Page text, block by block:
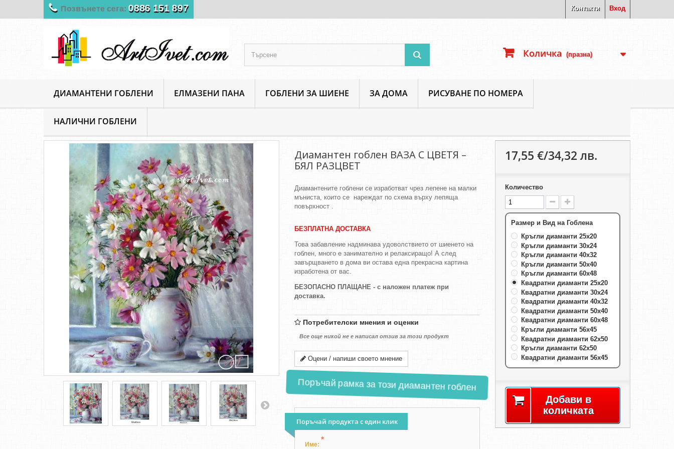
Вход
Контакти
Позвънете сега: 0886 151 897
ДИАМАНТЕНИ ГОБЛЕНИ ЕЛМАЗЕНИ ПАНА ГОБЛЕНИ ЗА ШИЕНЕ ЗА ДОМА РИСУВАНЕ ПО НОМЕРА
НАЛИЧНИ ГОБЛЕНИ
Количка (празна)
ArtIvet Диамантени Гоблени
Диамантен гоблен ВАЗА С ЦВЕТЯ –
БЯЛ РАЗЦВЕТ
Диамантените гоблени се изработват чрез лепене на малки
мъниста, които се нареждат по схема върху лепяща
повърхност .
БЕЗПЛАТНА ДОСТАВКА
Това забавление надминава удоволствието от шиенето на
гоблен, много е занимателно и релаксиращо! А след
завърщването в дома ви остава една прекрасна картина
изработена от вас.
БЕЗОПАСНО ПЛАЩАНЕ - с наложен платеж при
доставка.
Потребителски мнения и оценки
Все още никой не е написал отзив за този продукт
Оцени / напиши своето мнение
Поръчай рамка за този диамантен гоблен
Поръчай продукта с един клик
Име:
*
17,55 €/34,32 лв.
Количество
Размер и Вид на Гоблена
Кръгли диаманти 25х20
Кръгли диаманти 30х24
Кръгли диаманти 40х32
Кръгли диаманти 50х40
Кръгли диаманти 60х48
Квадратни диаманти 25х20
Квадратни диаманти 30х24
Квадратни диаманти 40х32
Квадратни диаманти 50х40
Квадратни диаманти 60х48
Кръгли диаманти 56х45
Квадратни диаманти 62х50
Кръгли диаманти 62х50
Квадратни диаманти 56х45
Добави в
количката